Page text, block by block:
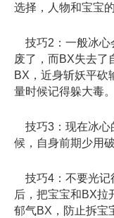
选择，人物和宝宝
技巧2：一般冰心
废了，而BX失去了
BX，近身斩妖平砍
量时候记得躲大毒。
技巧3：现在冰心
候，自身前期少用
技巧4：不要光记
后，把宝宝和BX拉
郁气BX，防止拆宝